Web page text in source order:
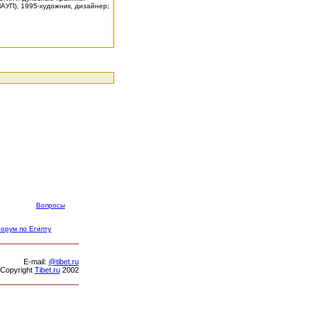
1995-художник, дизайнер;
Вопросы
по Египту
Е-mail: @tibet.ru
Copyright Tibet.ru2002